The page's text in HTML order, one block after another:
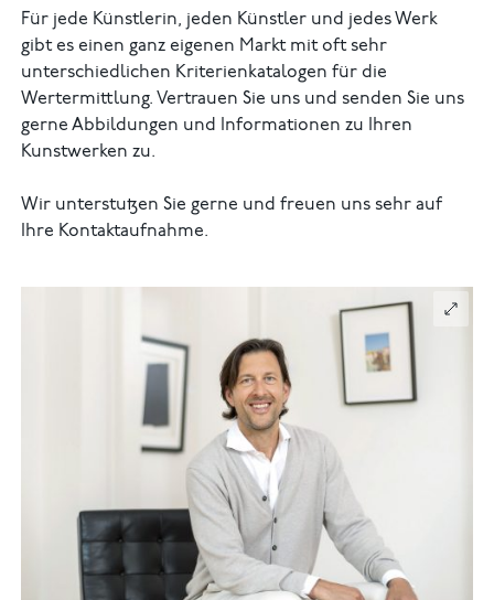
Für jede Künstlerin, jeden Künstler und jedes Werk
gibt es einen ganz eigenen Markt mit oft sehr
unterschiedlichen Kriterienkatalogen für die
Wertermittlung. Vertrauen Sie uns und senden Sie uns
gerne Abbildungen und Informationen zu Ihren
Kunstwerken zu.
Wir unterstutzen Sie gerne und freuen uns sehr auf
Ihre Kontaktaufnahme.